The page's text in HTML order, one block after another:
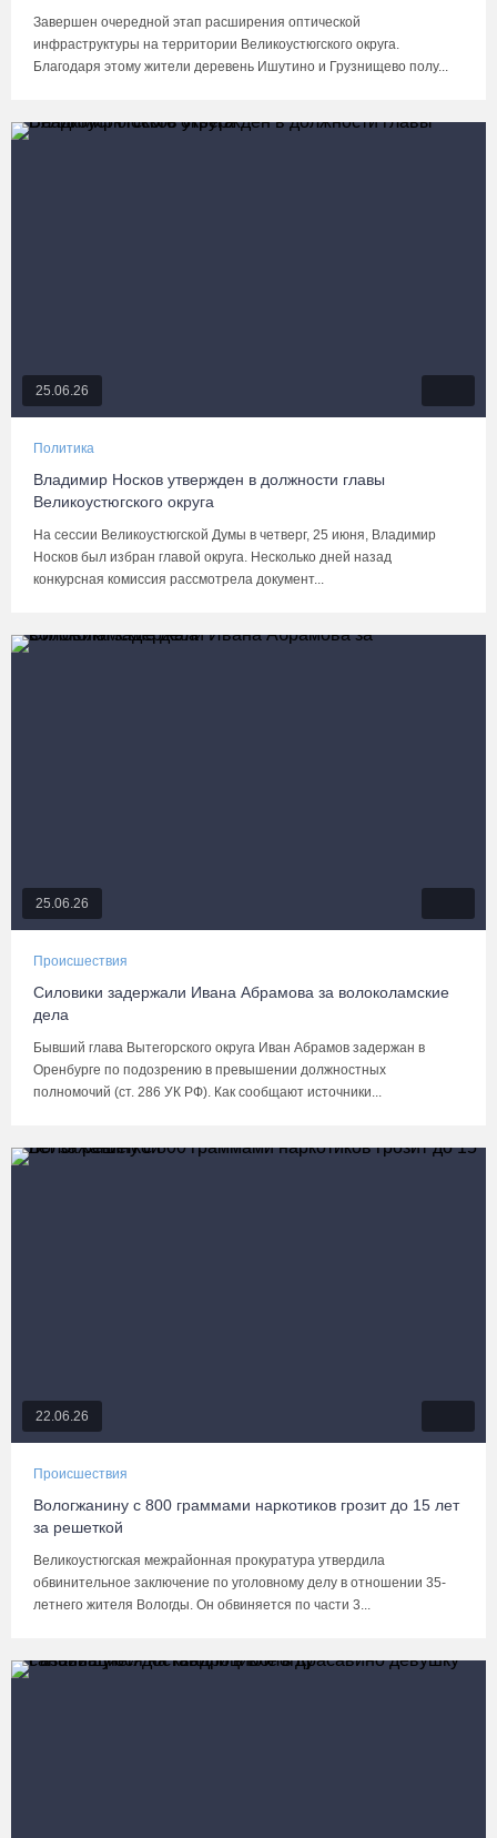
Завершен очередной этап расширения оптической
инфраструктуры на территории Великоустюгского округа.
Благодаря этому жители деревень Ишутино и Грузнищево полу...
25.06.26
Политика
Владимир Носков утвержден в должности главы
Великоустюгского округа
На сессии Великоустюгской Думы в четверг, 25 июня, Владимир
Носков был избран главой округа. Несколько дней назад
конкурсная комиссия рассмотрела документ...
25.06.26
Происшествия
Силовики задержали Ивана Абрамова за волоколамские
дела
Бывший глава Вытегорского округа Иван Абрамов задержан в
Оренбурге по подозрению в превышении должностных
полномочий (ст. 286 УК РФ). Как сообщают источники...
22.06.26
Происшествия
Вологжанину с 800 граммами наркотиков грозит до 15 лет
за решеткой
Великоустюгская межрайонная прокуратура утвердила
обвинительное заключение по уголовному делу в отношении 35-
летнего жителя Вологды. Он обвиняется по части 3...